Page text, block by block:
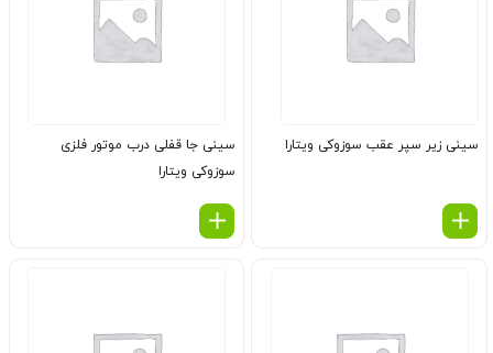
سینی زیر سپر عقب سوزوکی ویتارا
سینی جا قفلی درب موتور فلزی
سوزوکی ویتارا